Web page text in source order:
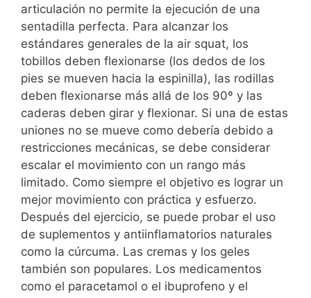
articulación no permite la ejecución de una
sentadilla perfecta. Para alcanzar los
estándares generales de la air squat, los
tobillos deben flexionarse (los dedos de los
pies se mueven hacia la espinilla), las rodillas
deben flexionarse más allá de los 90º y las
caderas deben girar y flexionar. Si una de estas
uniones no se mueve como debería debido a
restricciones mecánicas, se debe considerar
escalar el movimiento con un rango más
limitado. Como siempre el objetivo es lograr un
mejor movimiento con práctica y esfuerzo.
Después del ejercicio, se puede probar el uso
de suplementos y antiinflamatorios naturales
como la cúrcuma. Las cremas y los geles
también son populares. Los medicamentos
como el paracetamol o el ibuprofeno y el